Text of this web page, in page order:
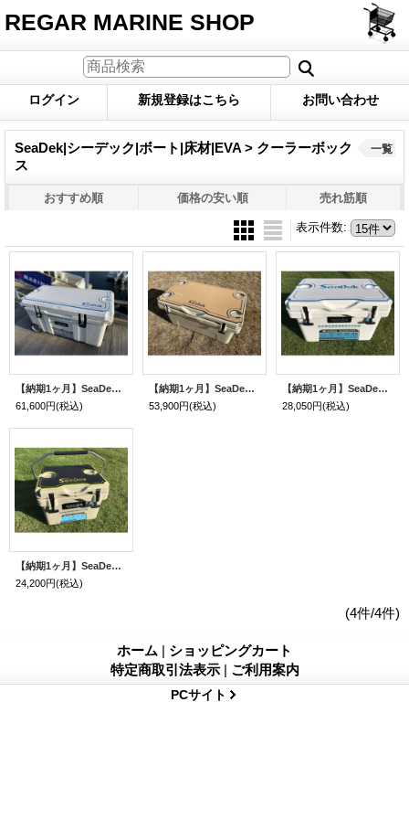
REGAR MARINE SHOP
ログイン 新規登録はこちら お問い合わせ
SeaDek|シーデック|ボート|床材|EVA > クーラーボック
ス
一覧
おすすめ順 価格の安い順 売れ筋順
表示件数:
【納期1ヶ月】SeaDek リガーハードクーラー 75L
61,600円(税込)
【納期1ヶ月】SeaDek リガーハードクーラー 65L
53,900円(税込)
【納期1ヶ月】SeaDek リガーハードクーラー 25L
28,050円(税込)
【納期1ヶ月】SeaDek リガーハードクーラー 15L
24,200円(税込)
(4件/4件)
ホーム | ショッピングカート
特定商取引法表示 | ご利用案内
PCサイト